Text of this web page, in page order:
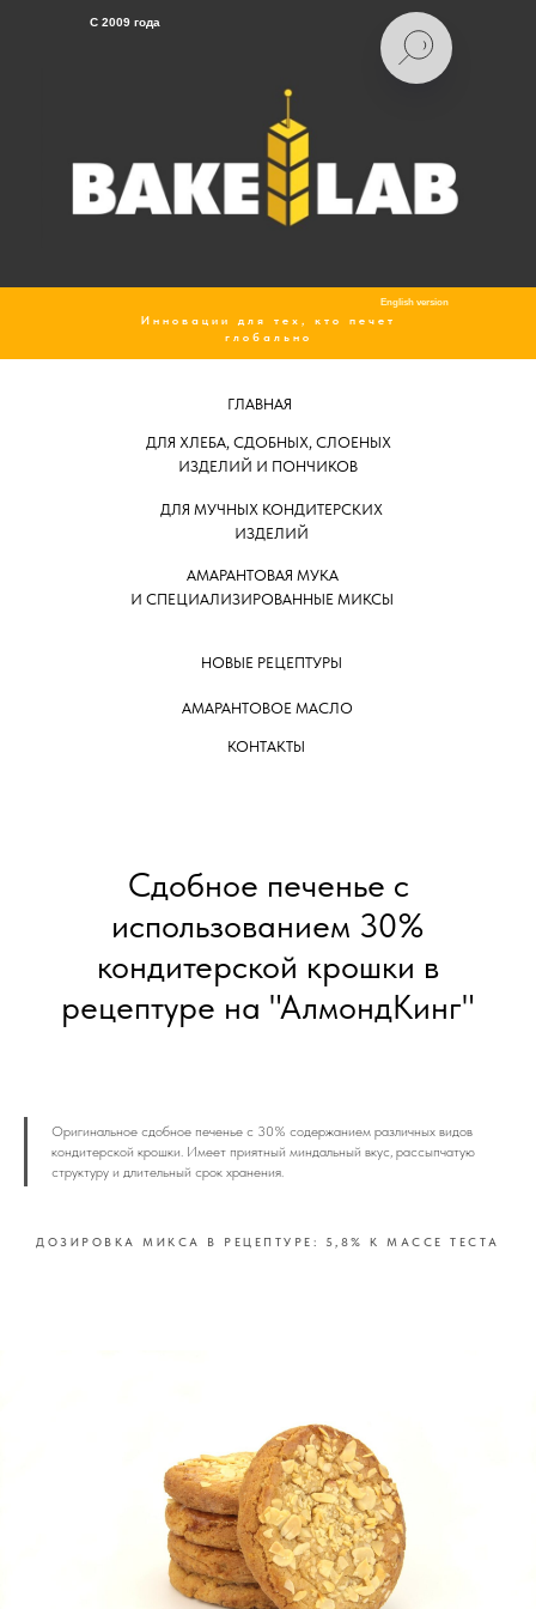
C 2009 года
Инновации для тех, кто печет
глобально
English version
ДЛЯ ХЛЕБА, СДОБНЫХ, СЛОЕНЫХ
ИЗДЕЛИЙ И ПОНЧИКОВ
ГЛАВНАЯ
ДЛЯ МУЧНЫХ КОНДИТЕРСКИХ
ИЗДЕЛИЙ
АМАРАНТОВАЯ МУКА
И СПЕЦИАЛИЗИРОВАННЫЕ МИКСЫ
АМАРАНТОВОЕ МАСЛО
НОВЫЕ РЕЦЕПТУРЫ
КОНТАКТЫ
Сдобное печенье с
использованием 30%
кондитерской крошки в
рецептуре на "АлмондКинг"
Оригинальное сдобное печенье с 30% содержанием различных видов
кондитерской крошки. Имеет приятный миндальный вкус, рассыпчатую
структуру и длительный срок хранения.
ДОЗИРОВКА МИКСА В РЕЦЕПТУРЕ: 5,8% К МАССЕ ТЕСТА